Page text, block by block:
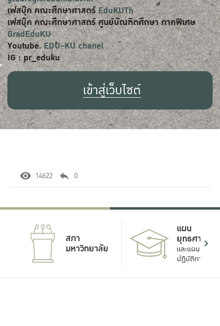
เฟสบุ๊ค คณะศึกษาศาสตร์EduKUTh
เฟสบุ๊ค คณะศึกษาศาสตร์ ศูนย์บัณฑิตศึกษา ภาคพิเศษ
GradEduKU
Youtube.EDU-KU chanel
IG : pr_eduku
เข้าสู่เว็บไซต์
14622 0
สภา
มหาวิทยาลัย
แผน
ยุทธศาสตร์
และแผน
ปฏิบัติการ